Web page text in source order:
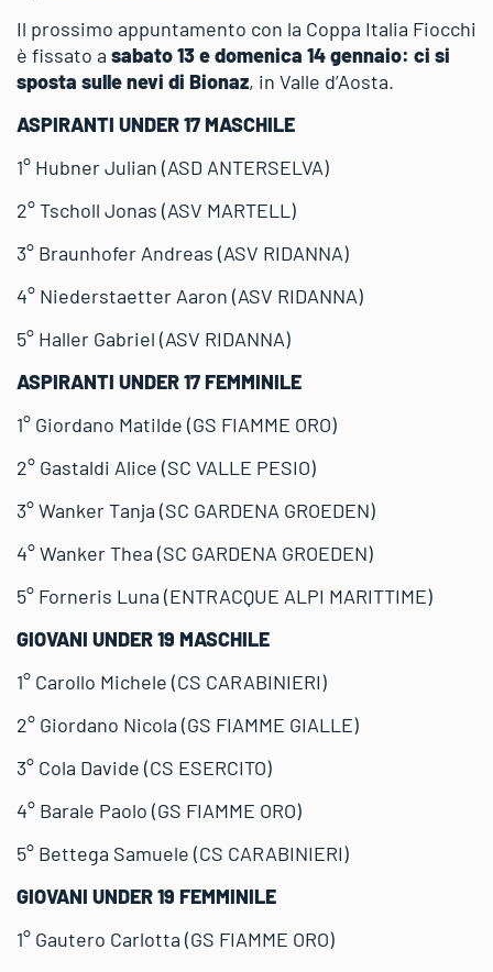
Il prossimo appuntamento con la Coppa Italia Fiocchi
è fissato a sabato 13 e domenica 14 gennaio: ci si
sposta sulle nevi di Bionaz, in Valle d’Aosta.
ASPIRANTI UNDER 17 MASCHILE
1° Hubner Julian (ASD ANTERSELVA)
2° Tscholl Jonas (ASV MARTELL)
3° Braunhofer Andreas (ASV RIDANNA)
4° Niederstaetter Aaron (ASV RIDANNA)
5° Haller Gabriel (ASV RIDANNA)
ASPIRANTI UNDER 17 FEMMINILE
1° Giordano Matilde (GS FIAMME ORO)
2° Gastaldi Alice (SC VALLE PESIO)
3° Wanker Tanja (SC GARDENA GROEDEN)
4° Wanker Thea (SC GARDENA GROEDEN)
5° Forneris Luna (ENTRACQUE ALPI MARITTIME)
GIOVANI UNDER 19 MASCHILE
1° Carollo Michele (CS CARABINIERI)
2° Giordano Nicola (GS FIAMME GIALLE)
3° Cola Davide (CS ESERCITO)
4° Barale Paolo (GS FIAMME ORO)
5° Bettega Samuele (CS CARABINIERI)
GIOVANI UNDER 19 FEMMINILE
1° Gautero Carlotta (GS FIAMME ORO)